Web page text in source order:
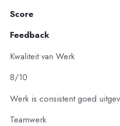
Score
Feedback
Kwaliteit van Werk
8/10
Werk is consistent goed
Teamwerk